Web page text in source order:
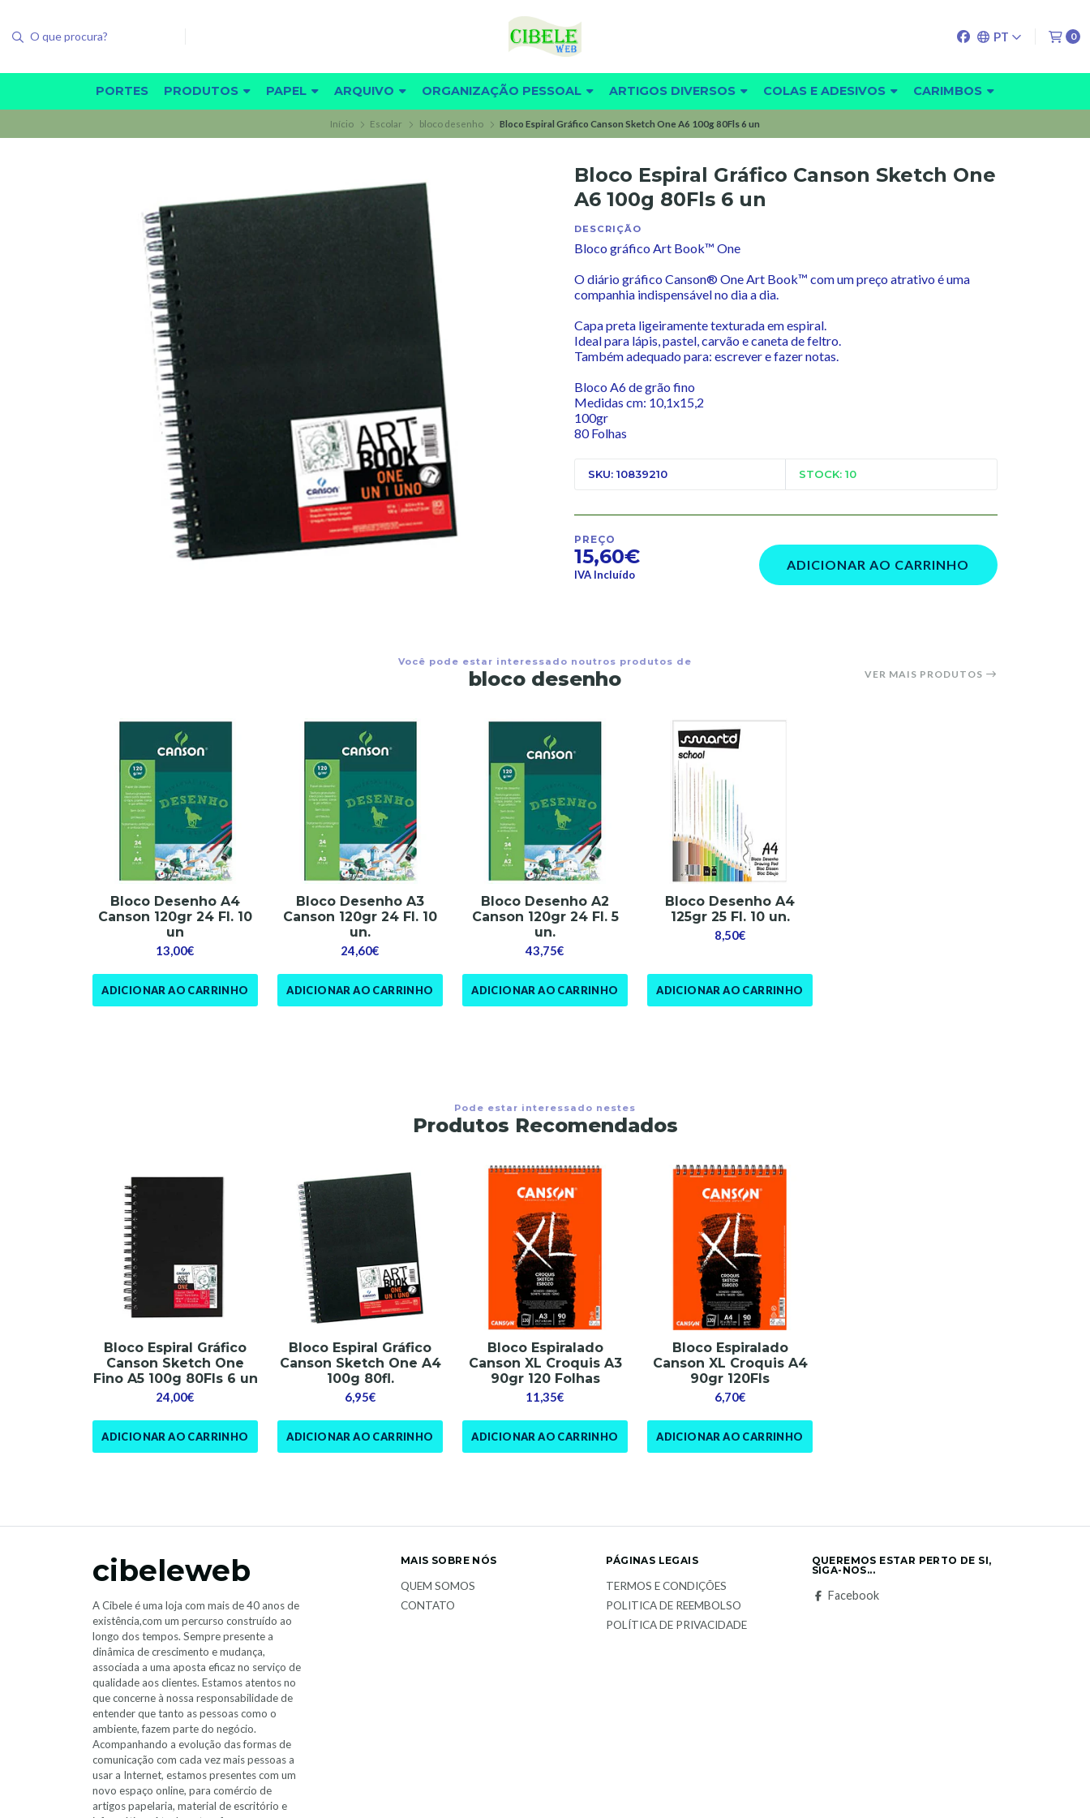
PT 0
PORTES PRODUTOS PAPEL ARQUIVO ORGANIZAÇÃO PESSOAL ARTIGOS DIVERSOS COLAS E ADESIVOS CARIMBOS
Início Escolar bloco desenho Bloco Espiral Gráfico Canson Sketch One A6 100g 80Fls 6 un
Bloco Espiral Gráfico Canson Sketch One
A6 100g 80Fls 6 un
DESCRIÇÃO
Bloco gráfico Art Book™ One
O diário gráfico Canson® One Art Book™ com um preço atrativo é uma
companhia indispensável no dia a dia.
Capa preta ligeiramente texturada em espiral.
Ideal para lápis, pastel, carvão e caneta de feltro.
Também adequado para: escrever e fazer notas.
Bloco A6 de grão fino
Medidas cm: 10,1x15,2
100gr
80 Folhas
SKU: 10839210 STOCK: 10
PREÇO
15,60€
IVA Incluído
ADICIONAR AO CARRINHO
Você pode estar interessado noutros produtos de
bloco desenho VER MAIS PRODUTOS
Bloco Desenho A4
Canson 120gr 24 Fl. 10
un
13,00€
ADICIONAR AO CARRINHO
Bloco Desenho A3
Canson 120gr 24 Fl. 10
un.
24,60€
ADICIONAR AO CARRINHO
Bloco Desenho A2
Canson 120gr 24 Fl. 5
un.
43,75€
ADICIONAR AO CARRINHO
Bloco Desenho A4
125gr 25 Fl. 10 un.
8,50€
ADICIONAR AO CARRINHO
Pode estar interessado nestes
Produtos Recomendados
Bloco Espiral Gráfico
Canson Sketch One
Fino A5 100g 80Fls 6 un
24,00€
ADICIONAR AO CARRINHO
Bloco Espiral Gráfico
Canson Sketch One A4
100g 80fl.
6,95€
ADICIONAR AO CARRINHO
Bloco Espiralado
Canson XL Croquis A3
90gr 120 Folhas
11,35€
ADICIONAR AO CARRINHO
Bloco Espiralado
Canson XL Croquis A4
90gr 120Fls
6,70€
ADICIONAR AO CARRINHO
cibeleweb
A Cibele é uma loja com mais de 40 anos de
existência,com um percurso construído ao
longo dos tempos. Sempre presente a
dinâmica de crescimento e mudança,
associada a uma aposta eficaz no serviço de
qualidade aos clientes. Estamos atentos no
que concerne à nossa responsabilidade de
entender que tanto as pessoas como o
ambiente, fazem parte do negócio.
Acompanhando a evolução das formas de
comunicação com cada vez mais pessoas a
usar a Internet, estamos presentes com um
novo espaço online, para comércio de
artigos papelaria, material de escritório e
MAIS SOBRE NÓS
QUEM SOMOS
CONTATO
PÁGINAS LEGAIS
TERMOS E CONDIÇÕES
POLITICA DE REEMBOLSO
POLÍTICA DE PRIVACIDADE
QUEREMOS ESTAR PERTO DE SI,
SIGA-NOS...
Facebook